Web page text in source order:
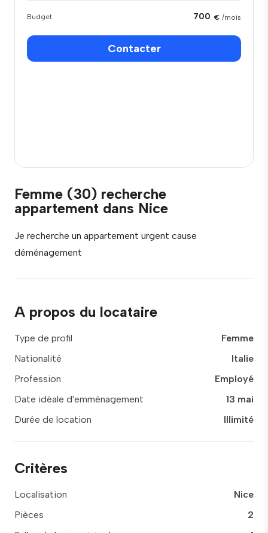
Budget 700 € /mois
Contacter
Femme (30) recherche
appartement dans Nice
Je recherche un appartement urgent cause
déménagement
A propos du locataire
Type de profil
Femme
Nationalité
Italie
Profession
Employé
Date idéale d'emménagement
13 mai
Durée de location
Illimité
Critères
Localisation
Nice
Pièces
2